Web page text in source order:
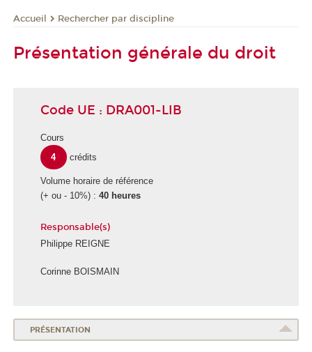
Accueil Rechercher par discipline
Présentation générale du droit
Code UE : DRA001-LIB
Cours
4
crédits
Volume horaire de référence
(+ ou - 10%) : 40 heures
Responsable(s)
Philippe REIGNE
Corinne BOISMAIN
PRÉSENTATION